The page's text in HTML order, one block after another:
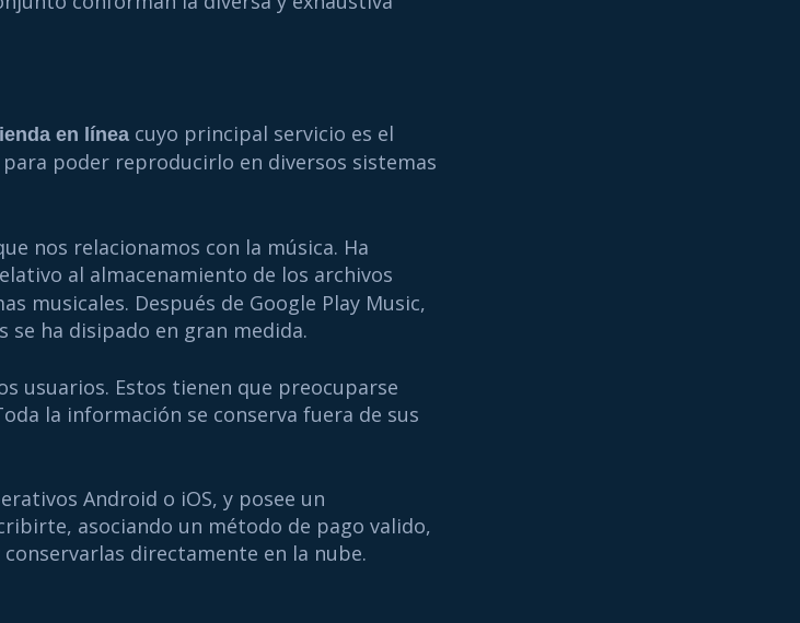
en línea cuyo principal servicio es el
poder reproducirlo en diversos sistemas
nos relacionamos con la música. Ha
al almacenamiento de los archivos
musicales. Después de Google Play Music,
se ha disipado en gran medida.
usuarios. Estos tienen que preocuparse
la información se conserva fuera de sus
Android o iOS, y posee un
asociando un método de pago valido,
directamente en la nube.